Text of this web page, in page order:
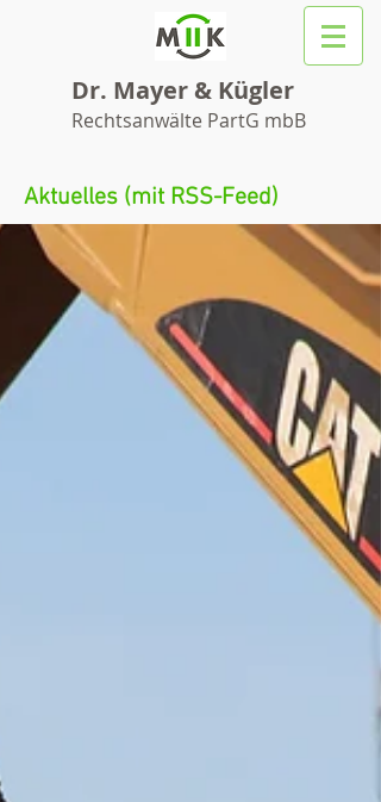
Dr. Mayer & Kügler
Rechtsanwälte PartG mbB
Aktuelles (mit RSS-Feed)